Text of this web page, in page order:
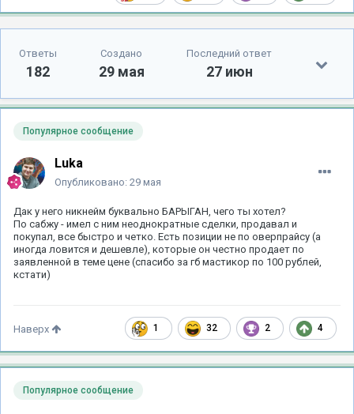
Ответы
182
Создано
29 мая
Последний ответ
27 июн
Популярное сообщение
Luka
Опубликовано: 29 мая
Дак у него никнейм буквально БАРЫГАН, чего ты хотел?
По сабжу - имел с ним неоднократные сделки, продавал и
покупал, все быстро и четко. Есть позиции не по оверпрайсу (а
иногда ловится и дешевле), которые он честно продает по
заявленной в теме цене (спасибо за гб мастикор по 100 рублей,
кстати)
1 32 2 4
Наверх
Популярное сообщение